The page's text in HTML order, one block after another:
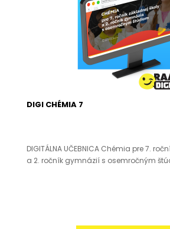
DIGI CHÉMIA 7
DIGITÁLNA UČEBNICA Chémia pre 7.
a 2. ročník gymnázií s osemročným